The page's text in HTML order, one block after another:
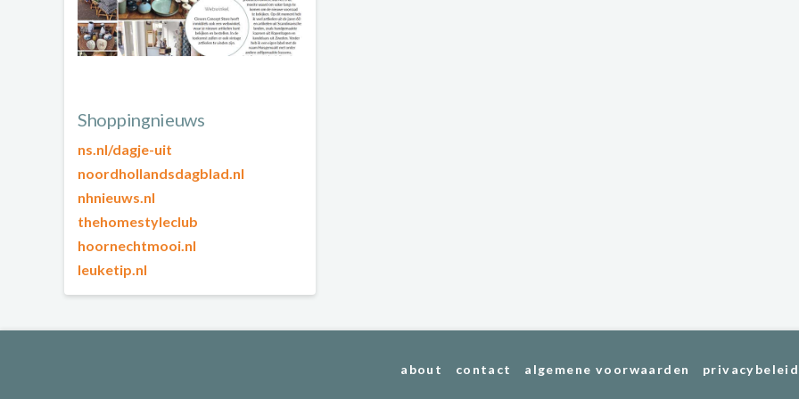
Shoppingnieuws
ns.nl/dagje-uit
noordhollandsdagblad.nl
nhnieuws.nl
thehomestyleclub
hoornechtmooi.nl
leuketip.nl
about contact algemene voorwaarden privacybeleid